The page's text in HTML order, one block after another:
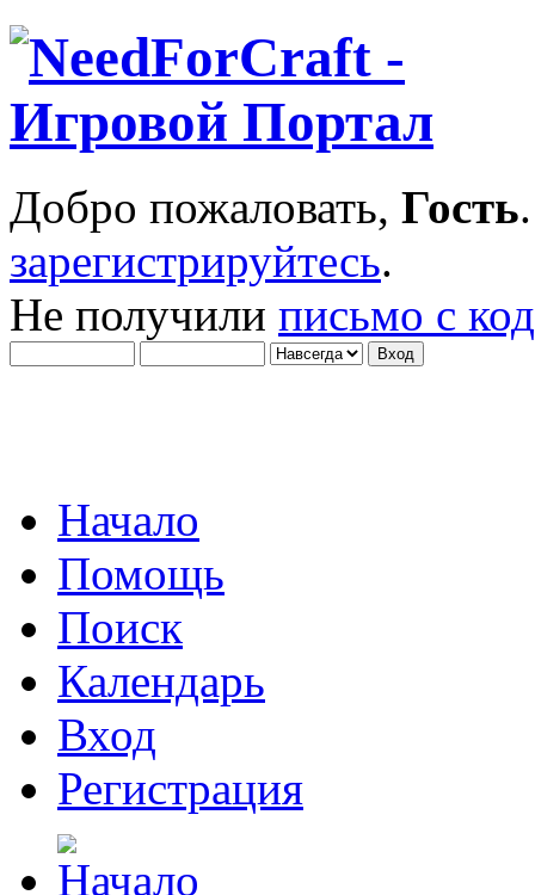
Добро пожаловать, Гость
зарегистрируйтесь.
Не получили письмо с
Начало
Помощь
Поиск
Календарь
Вход
Регистрация